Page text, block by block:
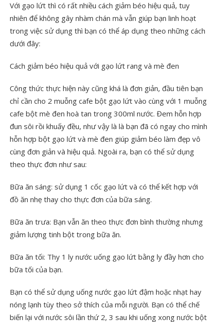
Với gạo lứt thì có rất nhiều cách giảm béo hiệu quả, tuy
nhiên để không gây nhàm chán mà vẫn giúp bạn linh hoạt
trong việc sử dụng thì bạn có thể áp dụng theo những cách
dưới đây:
Cách giảm béo hiệu quả với gạo lứt rang và mè đen
Công thức thực hiện này cũng khá là đơn giản, đầu tiên bạn
chỉ cần cho 2 muỗng cafe bột gạo lứt vào cùng với 1 muỗng
cafe bột mè đen hoà tan trong 300ml nước. Đem hỗn hợp
đun sôi rồi khuấy đều, như vậy là là bạn đã có ngay cho mình
hỗn hợp bột gạo lứt và mè đen giúp giảm béo làm đẹp vô
cùng đơn giản và hiệu quả. Ngoài ra, bạn có thể sử dụng
theo thực đơn như sau:
Bữa ăn sáng: sử dụng 1 cốc gạo lứt và có thể kết hợp với
đồ ăn nhẹ thay cho thực đơn của bữa sáng.
Bữa ăn trưa: Bạn vẫn ăn theo thực đơn bình thường nhưng
giảm lượng tinh bột trong bữa ăn.
Bữa ăn tối: Thy 1 ly nước uống gạo lứt bằng ly đầy hơn cho
bữa tối của bạn.
Bạn có thể sử dụng uống nước gạo lứt đậm hoặc nhạt hay
nóng lạnh tùy theo sở thích của mỗi người. Bạn có thể chế
biến lại với nước sôi lần thứ 2, 3 sau khi uống xong nước bột